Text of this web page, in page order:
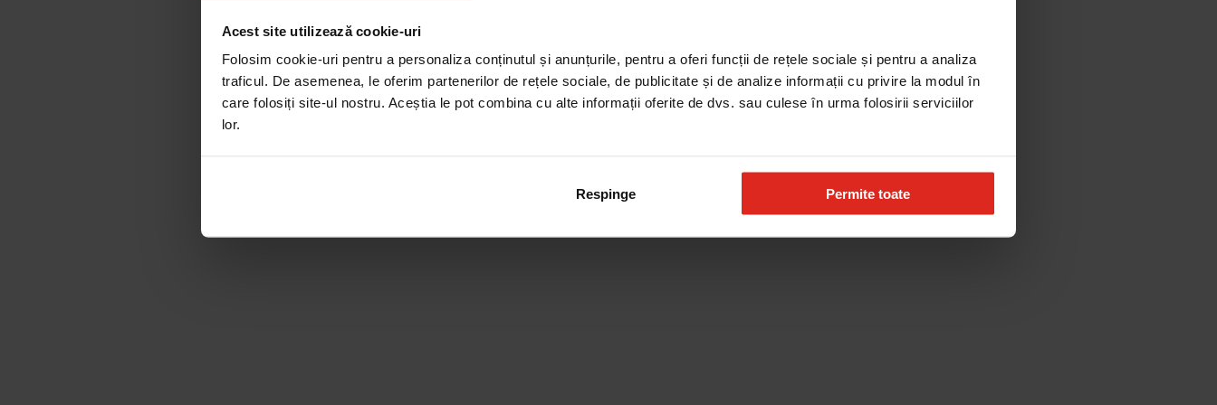
Acest site utilizează cookie-uri
Folosim cookie-uri pentru a personaliza conținutul și anunțurile, pentru a oferi funcții de rețele sociale și pentru a analiza
traficul. De asemenea, le oferim partenerilor de rețele sociale, de publicitate și de analize informații cu privire la modul în
care folosiți site-ul nostru. Aceștia le pot combina cu alte informații oferite de dvs. sau culese în urma folosirii serviciilor
lor.
Respinge Permite toate